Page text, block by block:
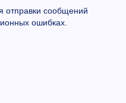
отправки сообщений
ошибках.